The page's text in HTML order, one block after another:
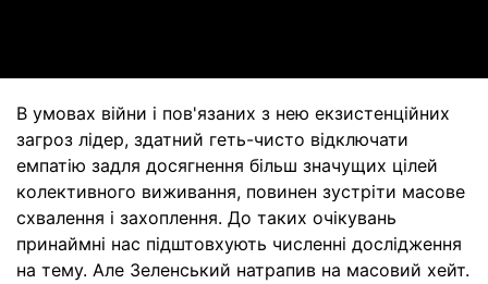
В умовах війни і пов'язаних з нею екзистенційних
загроз лідер, здатний геть-чисто відключати
емпатію задля досягнення більш значущих цілей
колективного виживання, повинен зустріти масове
схвалення і захоплення. До таких очікувань
принаймні нас підштовхують численні дослідження
на тему. Але Зеленський натрапив на масовий хейт.